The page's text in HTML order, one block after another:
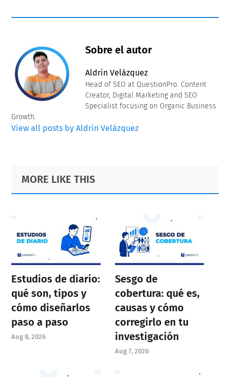
Sobre el autor
Aldrin Velázquez
Head of SEO at QuestionPro. Content
Creator, Digital Marketing and SEO
Specialist focusing on Organic Business
Growth.
View all posts by Aldrin Velázquez
Primary
Sidebar
Footer
MORE LIKE THIS
Estudios de diario:
qué son, tipos y
cómo diseñarlos
paso a paso
Aug 8, 2026
Sesgo de
cobertura: qué es,
causas y cómo
corregirlo en tu
investigación
Aug 7, 2026